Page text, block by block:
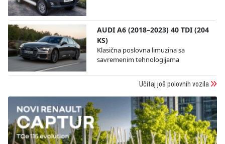
AUDI A6 (2018–2023) 40 TDI (204
KS)
Klasična poslovna limuzina sa
savremenim tehnologijama
Učitaj još polovnih vozila